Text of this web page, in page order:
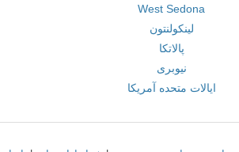
West Sedona
لینکولنتون
پالاتکا
نیوبری
ایالات متحده آمریکا